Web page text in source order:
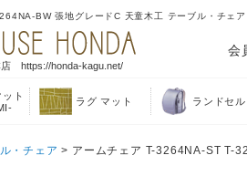
BW 張地グレードC 天童木工 テーブル・チェア
https://honda-kagu.net/
会
ト
ラグ マット ランドセル
・チェア > アームチェア T-3264NA-ST T-